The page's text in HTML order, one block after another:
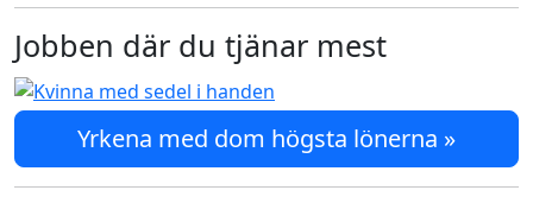
Jobben där du tjänar mest
Yrkena med dom högsta lönerna »